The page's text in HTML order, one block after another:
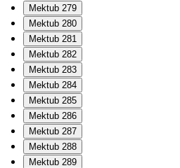
Mektub 279
Mektub 280
Mektub 281
Mektub 282
Mektub 283
Mektub 284
Mektub 285
Mektub 286
Mektub 287
Mektub 288
Mektub 289